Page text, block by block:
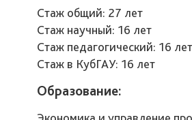
Стаж общий: 27 лет
Стаж научный: 16 лет
Стаж педагогический: 16 лет
Стаж в КубГАУ: 16 лет
Образование: